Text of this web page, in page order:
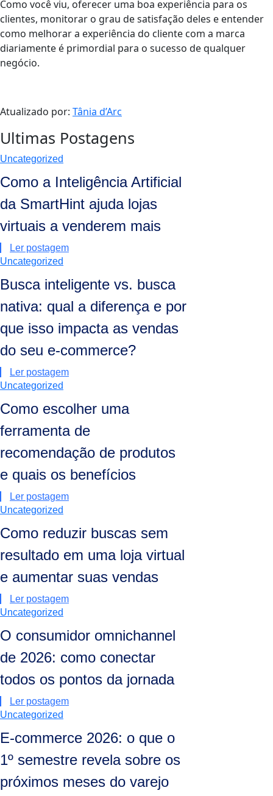
Como você viu, oferecer uma boa experiência para os
clientes, monitorar o grau de satisfação deles e entender
como melhorar a experiência do cliente com a marca
diariamente é primordial para o sucesso de qualquer
negócio.
Atualizado por: Tânia d’Arc
Ultimas Postagens
Uncategorized
Como a Inteligência Artificial
da SmartHint ajuda lojas
virtuais a venderem mais
Ler postagem
Uncategorized
Busca inteligente vs. busca
nativa: qual a diferença e por
que isso impacta as vendas
do seu e-commerce?
Ler postagem
Uncategorized
Como escolher uma
ferramenta de
recomendação de produtos
e quais os benefícios
Ler postagem
Uncategorized
Como reduzir buscas sem
resultado em uma loja virtual
e aumentar suas vendas
Ler postagem
Uncategorized
O consumidor omnichannel
de 2026: como conectar
todos os pontos da jornada
Ler postagem
Uncategorized
E-commerce 2026: o que o
1º semestre revela sobre os
próximos meses do varejo